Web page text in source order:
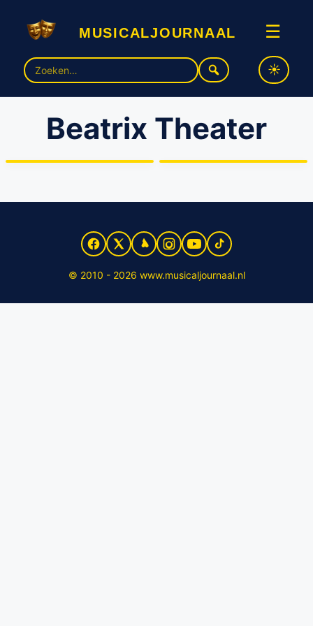
musicaljournaal ☰
Zoek
naar:
Beatrix Theater
Beatrix Theater Utrecht eert
Mies Bouwman met eigen
Al eerder asbestproblemen
© 2010 - 2026 www.musicaljournaal.nl